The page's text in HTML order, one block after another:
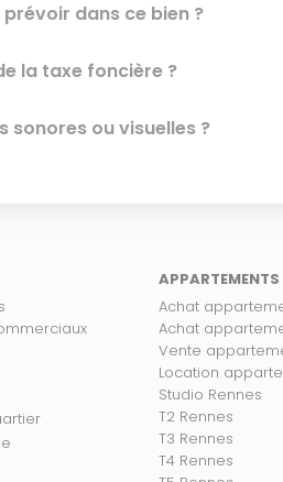
dans ce bien ?
la taxe foncière ?
sonores ou visuelles ?
APPARTEMENTS
Achat
Achat
Vente
Location
Studio Rennes
T2 Rennes
T3 Rennes
T4 Rennes